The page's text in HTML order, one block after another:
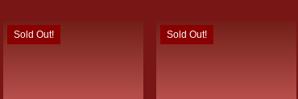
Sold Out! Sold Out!